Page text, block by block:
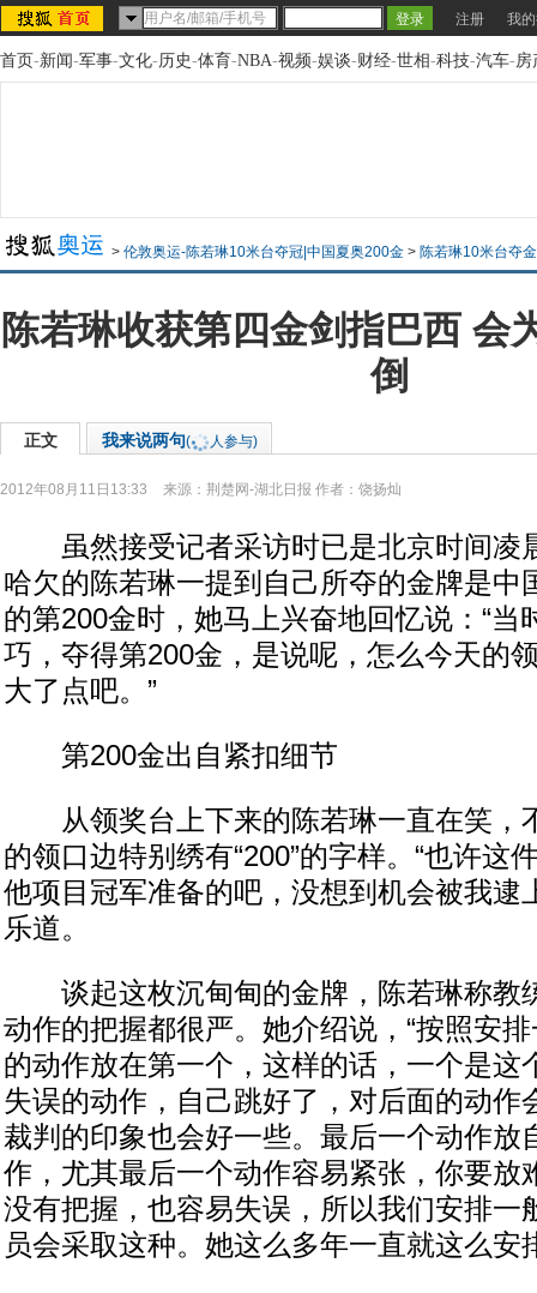
注册 我
首页-新闻-军事-文化-历史-体育-NBA-视频-娱谈-财经-世相-科技-汽车-房
> 伦敦奥运-陈若琳10米台夺冠|中国夏奥200金 > 陈若琳10米台夺
陈若琳收获第四金剑指巴西 会
倒
正文 我来说两句( 人参与)
2012年08月11日13:33 来源： 荆楚网-湖北日报 作者：饶扬灿
虽然接受记者采访时已是北京时间凌
哈欠的陈若琳一提到自己所夺的金牌是中
的第200金时，她马上兴奋地回忆说：“当
巧，夺得第200金，是说呢，怎么今天的
大了点吧。”
第200金出自紧扣细节
从领奖台上下来的陈若琳一直在笑，
的领口边特别绣有“200”的字样。“也许这
他项目冠军准备的吧，没想到机会被我逮
乐道。
谈起这枚沉甸甸的金牌，陈若琳称教
动作的把握都很严。她介绍说，“按照安
的动作放在第一个，这样的话，一个是这
失误的动作，自己跳好了，对后面的动作
裁判的印象也会好一些。最后一个动作放
作，尤其最后一个动作容易紧张，你要放
没有把握，也容易失误，所以我们安排一
员会采取这种。她这么多年一直就这么安